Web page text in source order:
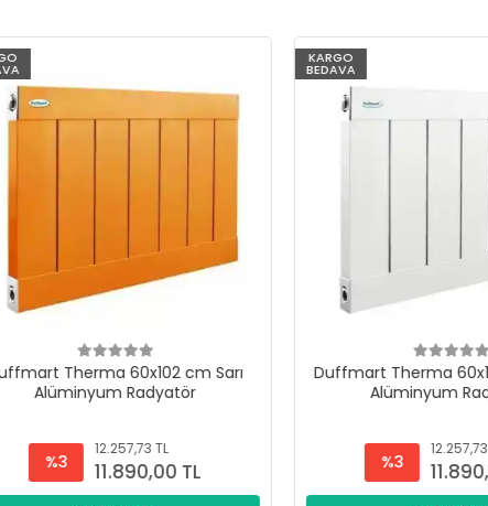
60x102 cm Sarı
Radyatör
TL
11.890,00 TL
Duffmart Therma 60x102 cm Beyaz
Alüminyum Radyatör
12.257,73 TL
11.890,00 TL